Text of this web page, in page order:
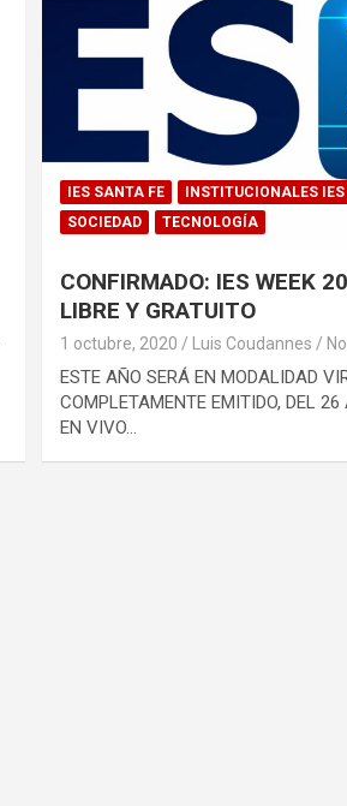
IES SANTA FE
INSTITUCIONALES IES
SOCIEDAD
TECNOLOGÍA
CONFIRMADO: IES WEEK
LIBRE Y GRATUITO
1 octubre, 2020 Luis Coudannes
ESTE AÑO SERÁ EN MODALIDAD
COMPLETAMENTE EMITIDO, DEL 26
EN VIVO…